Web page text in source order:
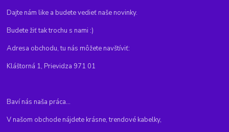
Dajte nám like a budete vedieť naše novinky.
Budete žiť tak trochu s nami :)
Adresa obchodu, tu nás môžete navštíviť:
Kláštorná 1, Prievidza 971 01
Baví nás naša práca...
V našom obchode nájdete krásne, trendové kabelky,